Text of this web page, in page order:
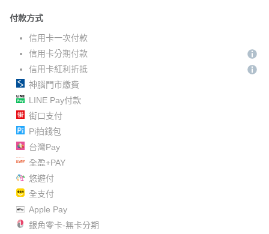
付款方式
信用卡一次付款
信用卡分期付款
信用卡紅利折抵
神腦門市繳費
LINE Pay付款
街口支付
Pi拍錢包
台灣Pay
全盈+PAY
悠遊付
全支付
Apple Pay
銀角零卡-無卡分期